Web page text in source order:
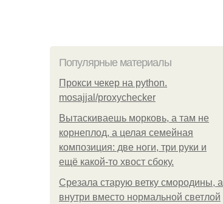
Популярные материалы
Прокси чекер на python.
mosajjal/proxychecker
Вытаскиваешь морковь, а там не
корнеплод, а целая семейная
композиция: две ноги, три руки и
ещё какой-то хвост сбоку.
Срезала старую ветку смородины, а
внутри вместо нормальной светлой